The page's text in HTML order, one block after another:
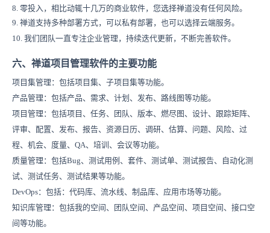
8. 零投入，相比动辄十几万的商业软件，您选择禅道没有任何风险。
9. 禅道支持多种部署方式，可以私有部署，也可以选择云端服务。
10. 我们团队一直专注企业管理，持续迭代更新，不断完善软件。
六、禅道项目管理软件的主要功能
项目集管理：包括项目集、子项目集等功能。
产品管理：包括产品、需求、计划、发布、路线图等功能。
项目管理：包括项目、任务、团队、版本、燃尽图、设计、跟踪矩阵、
评审、配置、发布、报告、资源日历、调研、估算、问题、风险、过
程、机会、度量、QA、培训、会议等功能。
质量管理：包括Bug、测试用例、套件、测试单、测试报告、自动化测
试、测试任务、测试结果等功能。
DevOps：包括：代码库、流水线、制品库、应用市场等功能。
知识库管理：包括我的空间 、团队空间 、产品空间、项目空间、接口空
间等功能。